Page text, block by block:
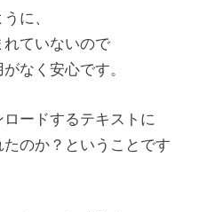
に、
ていないので
なく安心です。
ードするテキストに
たのか？ということです